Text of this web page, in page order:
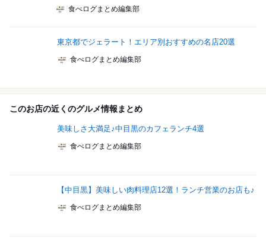
食べログまとめ編集部
東京都でジェラート！エリア別おすすめの名店20選
食べログまとめ編集部
このお店の近くのグルメ情報まとめ
美味しさ大満足♪中目黒のカフェランチ4選
食べログまとめ編集部
【中目黒】美味しい肉料理店12選！ランチ営業のお店も♪
食べログまとめ編集部